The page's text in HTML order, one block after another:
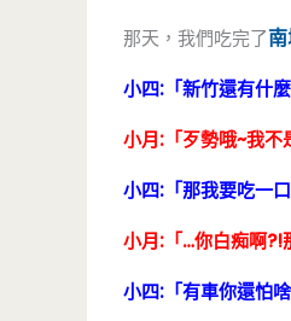
那天，我們吃完了
小四:「新竹還有什麼
小月:「歹勢哦~我不
小四:「那我要吃一口
小月:「…你白痴啊?!
小四:「有車你還怕